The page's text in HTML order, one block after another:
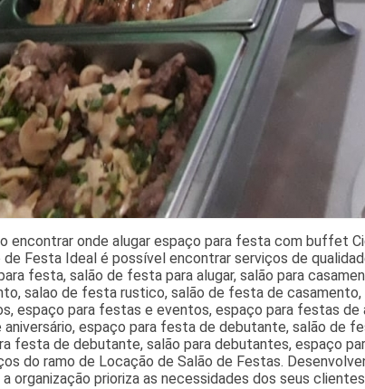
encontrar onde alugar espaço para festa com buffet
de Festa Ideal é possível encontrar serviços de
festa, salão de festa para alugar, salão para
salao de festa rustico, salão de festa de
espaço para festas e eventos, espaço para festas
espaço para festa de debutante, salão de
festa de debutante, salão para debutantes, espaço
do ramo de Locação de Salão de Festas.
organização prioriza as necessidades dos seus